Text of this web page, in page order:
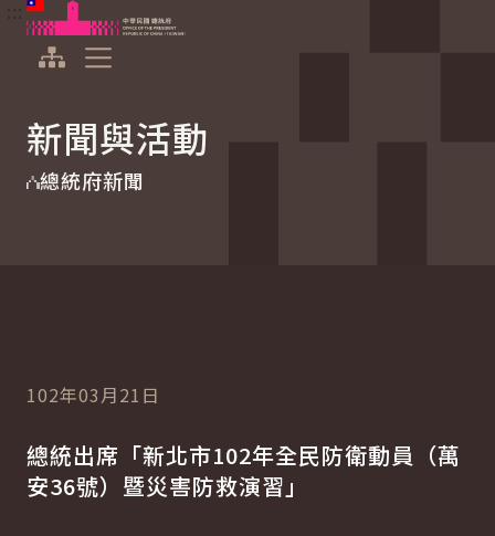
跳到主要內容
中華民國總統府
新聞與活動
總統府新聞
102年03月21日
總統出席「新北市102年全民防衛動員（萬
安36號）暨災害防救演習」